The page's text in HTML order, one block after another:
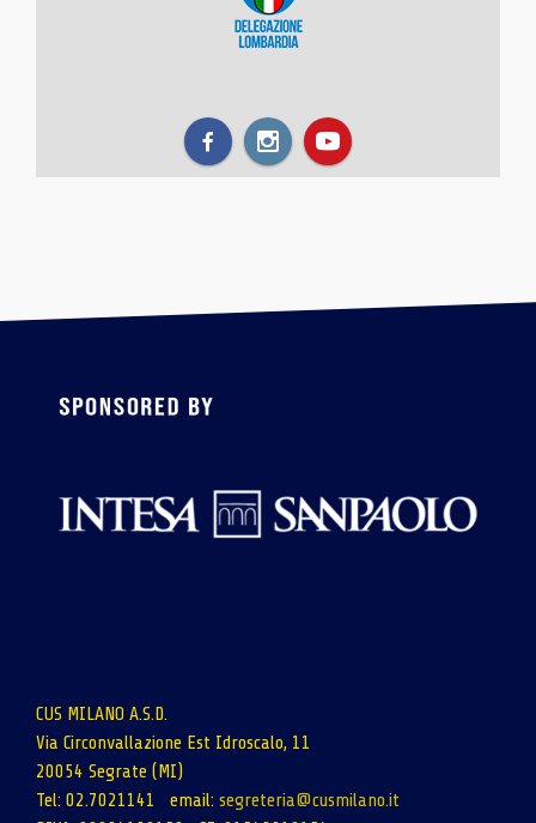
CUS MILANO A.S.D.
Via Circonvallazione Est Idroscalo, 11
20054 Segrate (MI)
Tel: 02.7021141 email: segreteria@cusmilano.it